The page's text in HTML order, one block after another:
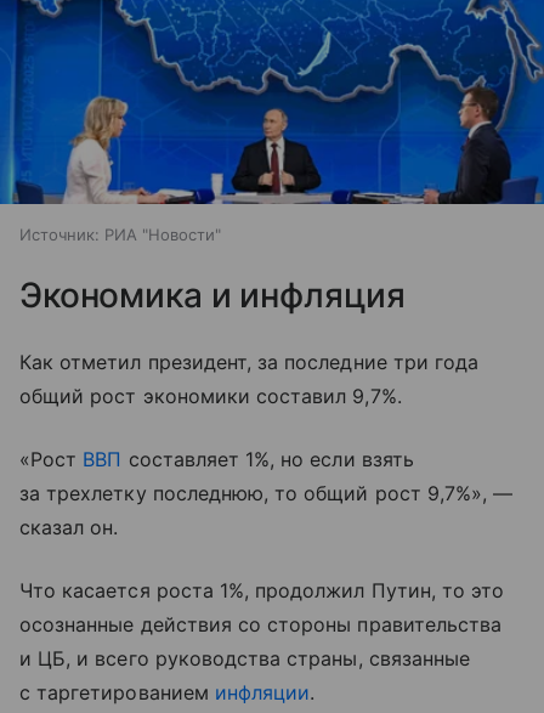
Источник: РИА "Новости"
Экономика и инфляция
Как отметил президент, за последние три года
общий рост экономики составил 9,7%.
«Рост ВВП составляет 1%, но если взять
за трехлетку последнюю, то общий рост 9,7%», —
сказал он.
Что касается роста 1%, продолжил Путин, то это
осознанные действия со стороны правительства
и ЦБ, и всего руководства страны, связанные
с таргетированием инфляции.